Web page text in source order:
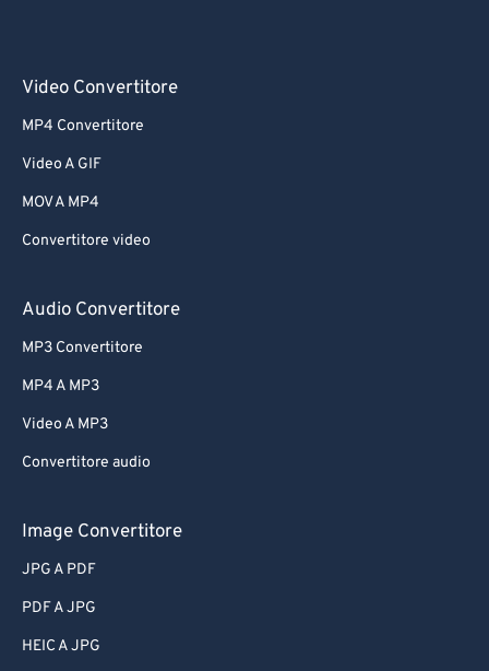
Video Convertitore
MP4 Convertitore
Video A GIF
MOV A MP4
Convertitore video
Audio Convertitore
MP3 Convertitore
MP4 A MP3
Video A MP3
Convertitore audio
Image Convertitore
JPG A PDF
PDF A JPG
HEIC A JPG